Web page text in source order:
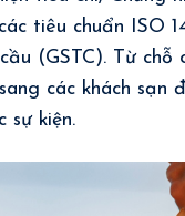
tiêu chuẩn ISO
(GSTC). Từ
các khách sạn
sự kiện.